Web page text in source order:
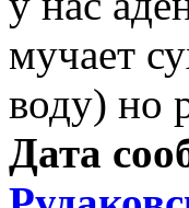
мучает
воду) но
Дата